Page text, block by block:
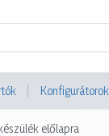
Konfigurátorok
előlapra